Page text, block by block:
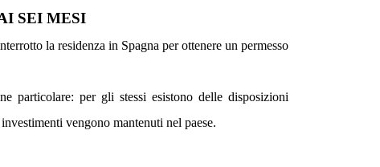
SEI MESI
la residenza in Spagna per ottenere un permesso
particolare: per gli stessi esistono delle disposizioni
vengono mantenuti nel paese.